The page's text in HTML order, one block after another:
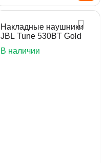
Накладные наушники
JBL Tune 530BT Gold
В наличии